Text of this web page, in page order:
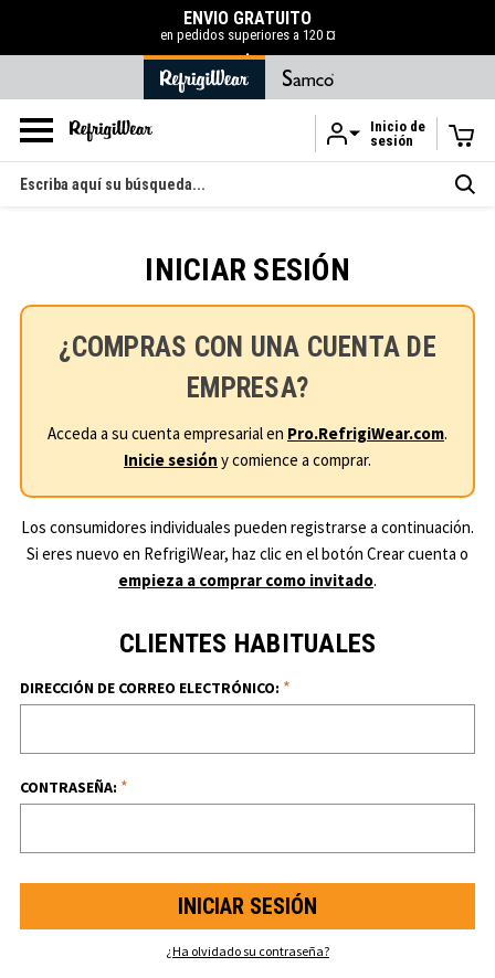
Ir al contenido principal
ENVÍO GRATUITO
en pedidos superiores a 120 ¤
.
Inicio de
sesión
Buscar
en
INICIAR SESIÓN
¿COMPRAS CON UNA CUENTA DE
EMPRESA?
Acceda a su cuenta empresarial en Pro.RefrigiWear.com.
Inicie sesión y comience a comprar.
Los consumidores individuales pueden registrarse a continuación.
Si eres nuevo en RefrigiWear, haz clic en el botón Crear cuenta o
empieza a comprar como invitado.
CLIENTES HABITUALES
DIRECCIÓN DE CORREO ELECTRÓNICO: *
CONTRASEÑA: *
¿Ha olvidado su contraseña?